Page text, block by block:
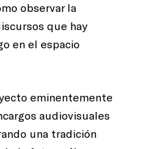
observar la
que hay
en el espacio
eminentemente
audiovisuales
una tradición